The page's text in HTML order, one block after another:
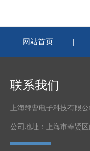
网站首页 |
联系我们
上海郓曹电子科技有限公
公司地址：上海市奉贤